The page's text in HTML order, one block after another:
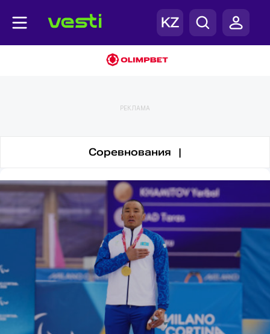
РЕКЛАМА
Соревнования |